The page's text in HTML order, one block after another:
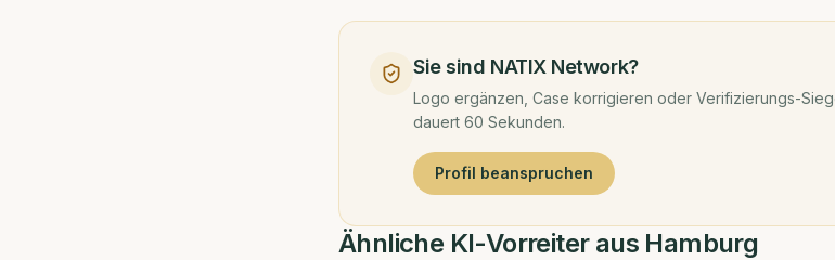
Sie sind NATIX Network?
Logo ergänzen, Case korrigieren oder Verifizierungs-
dauert 60 Sekunden.
Profil beanspruchen
Ähnliche KI-Vorreiter aus Hamburg